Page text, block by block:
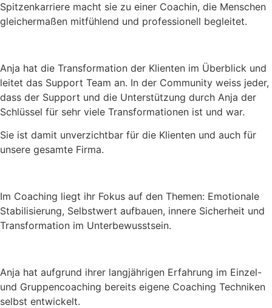
Spitzenkarriere macht sie zu einer Coachin, die Menschen
gleichermaßen mitfühlend und professionell begleitet.
Anja hat die Transformation der Klienten im Überblick und
leitet das Support Team an. In der Community weiss jeder,
dass der Support und die Unterstützung durch Anja der
Schlüssel für sehr viele Transformationen ist und war.
Sie ist damit unverzichtbar für die Klienten und auch für
unsere gesamte Firma.
Im Coaching liegt ihr Fokus auf den Themen: Emotionale
Stabilisierung, Selbstwert aufbauen, innere Sicherheit und
Transformation im Unterbewusstsein.
Anja hat aufgrund ihrer langjährigen Erfahrung im Einzel-
und Gruppencoaching bereits eigene Coaching Techniken
selbst entwickelt.